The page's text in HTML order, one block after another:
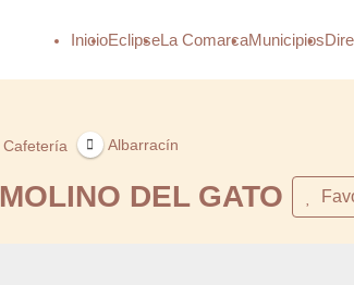
InicioEclipseLa ComarcaMunicipios
Cafetería Albarracín
MOLINO DEL GATO